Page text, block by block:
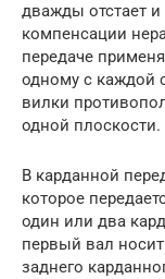
дважды отстает
компенсации
передаче
одному с каждой
вилки
одной плоскости.
В карданной
которое
один или два
первый вал
заднего